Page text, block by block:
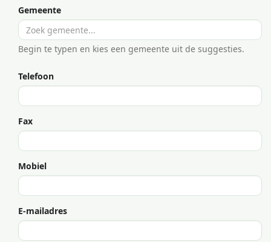
Gemeente
Begin te typen en kies een gemeente uit de suggesties.
Telefoon
Fax
Mobiel
E-mailadres